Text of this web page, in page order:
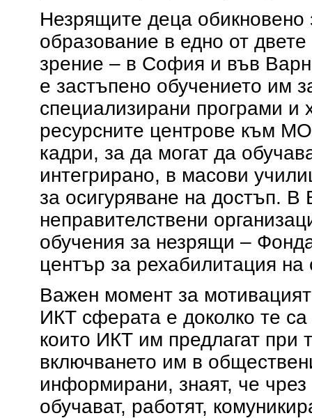
Незрящите деца обикновено
образование в едно от
зрение – в София и във
е застъпено обучението им
специализирани програми и
ресурсните центрове към
кадри, за да могат да
интегрирано, в масови
за осигуряване на достъп. В
неправителствени
обучения за незрящи –
център за рехабилитация
Важен момент за
ИКТ сферата е доколко те
които ИКТ им предлагат при
включването им в
информирани, знаят, че
обучават, работят,